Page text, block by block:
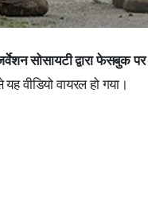
सोसायटी द्वारा फेसबुक पर
वायरल हो गया।